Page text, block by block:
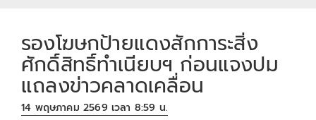
รองโฆษกป้ายแดงสักการะสิ่ง
ศักดิ์สิทธิ์ทำเนียบฯ ก่อนแจงปม
แถลงข่าวคลาดเคลื่อน
14 พฤษภาคม 2569 เวลา 8:59 น.